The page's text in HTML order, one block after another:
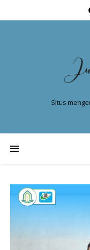
Situs